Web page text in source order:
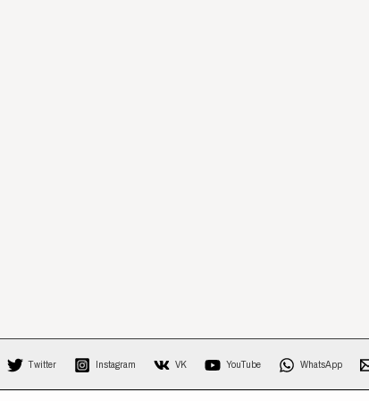
Twitter Instagram VK YouTube WhatsApp